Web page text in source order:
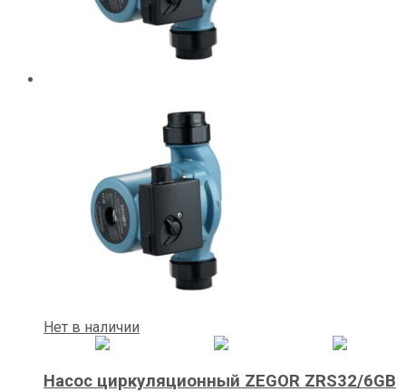
Нет в наличии
Насос циркуляционный ZEGOR ZRS32/6GB